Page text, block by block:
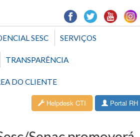
SESC SERVIÇOS
TRANSPARÊNCIA
DO CLIENTE
Portal RH
Helpdesk CTI